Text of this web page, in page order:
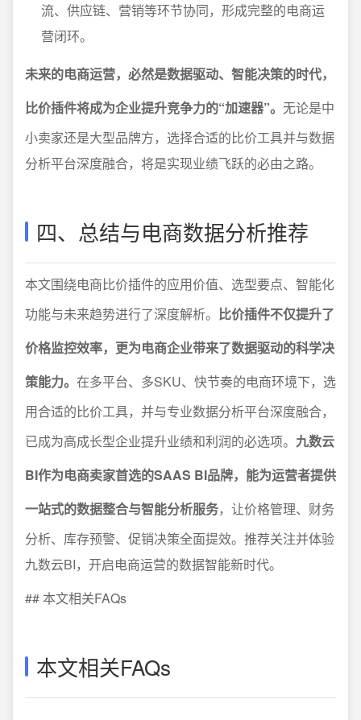
流、供应链、营销等环节协同，形成完整的电商运
营闭环。
未来的电商运营，必然是数据驱动、智能决策的时代，
比价插件将成为企业提升竞争力的“加速器”。 无论是中
小卖家还是大型品牌方，选择合适的比价工具并与数据
分析平台深度融合，将是实现业绩飞跃的必由之路。
四、总结与电商数据分析推荐
本文围绕电商比价插件的应用价值、选型要点、智能化
功能与未来趋势进行了深度解析。 比价插件不仅提升了
价格监控效率，更为电商企业带来了数据驱动的科学决
策能力。 在多平台、多SKU、快节奏的电商环境下，选
用合适的比价工具，并与专业数据分析平台深度融合，
已成为高成长型企业提升业绩和利润的必选项。 九数云
BI作为电商卖家首选的SAAS BI品牌，能为运营者提供
一站式的数据整合与智能分析服务，让价格管理、财务
分析、库存预警、促销决策全面提效。推荐关注并体验
九数云BI，开启电商运营的数据智能新时代。
## 本文相关FAQs
本文相关FAQs